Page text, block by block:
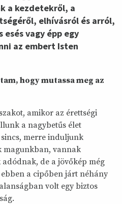
a kezdetekről, a
elhívásról és arról,
esés vagy épp egy
az embert Isten
hogy mutassa meg az
amikor az érettségi
a nagybetűs élet
merre induljunk
magunkban, vannak
de a jövőkép még
a cipőben járt néhány
volt egy biztos